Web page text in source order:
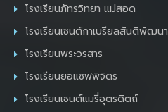
โรงเรียนภัทรวิทยา แม่สอด
โรงเรียนเซนต์กาเบรียลสันติพัฒนา
โรงเรียนพระวรสาร
โรงเรียนยอแซฟพิจิตร
โรงเรียนเซนต์แมรี่อุตรดิตถ์